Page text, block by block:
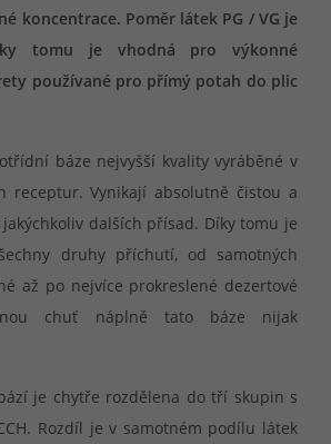
koncentrace. Poměr látek PG / VG je
tomu je vhodná pro výkonné
používané pro přímý potah do plic
báze nejvyšší kvality vyráběné v
receptur. Vynikají absolutně čistou a
dalších přísad. Díky tomu je
druhy příchutí, od samotných
až po nejvíce prokreslené dezertové
chuť náplně tato báze nijak
je chytře rozdělena do tří skupin s
Rozdíl je v samotném podílu látek